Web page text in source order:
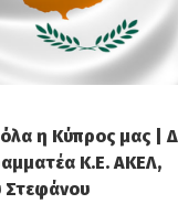
η Κύπρος μας |
Κ.Ε. ΑΚΕΛ,
Στεφάνου